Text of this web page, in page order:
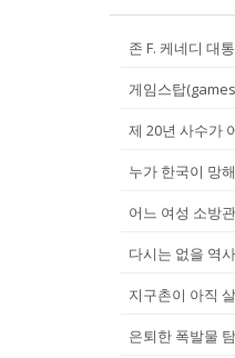
제 20년 사수가
누가 한국이 망
어느 여성 소방
지구촌이 아직
은퇴한 폭발물